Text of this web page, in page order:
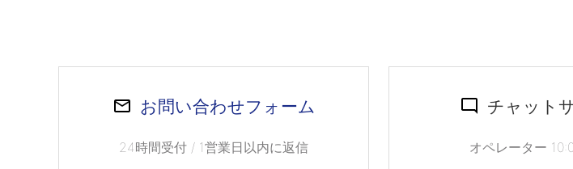
お問い合わせフォーム
24時間受付 / 1営業日以内に返信
チャット
オペレーター